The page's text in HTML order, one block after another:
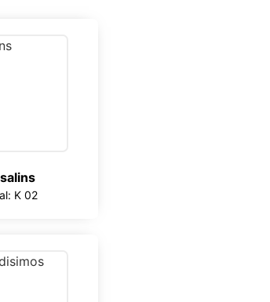
K 02